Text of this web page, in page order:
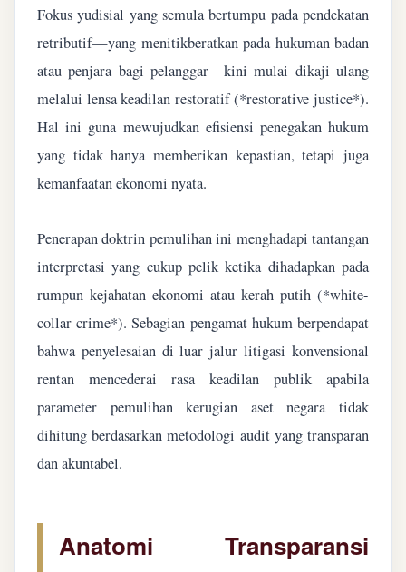
Fokus yudisial yang semula bertumpu pada pendekatan
retributif—yang menitikberatkan pada hukuman badan
atau penjara bagi pelanggar—kini mulai dikaji ulang
melalui lensa keadilan restoratif (*restorative justice*).
Hal ini guna mewujudkan efisiensi penegakan hukum
yang tidak hanya memberikan kepastian, tetapi juga
kemanfaatan ekonomi nyata.
Penerapan doktrin pemulihan ini menghadapi tantangan
interpretasi yang cukup pelik ketika dihadapkan pada
rumpun kejahatan ekonomi atau kerah putih (*white-
collar crime*). Sebagian pengamat hukum berpendapat
bahwa penyelesaian di luar jalur litigasi konvensional
rentan mencederai rasa keadilan publik apabila
parameter pemulihan kerugian aset negara tidak
dihitung berdasarkan metodologi audit yang transparan
dan akuntabel.
Anatomi Transparansi